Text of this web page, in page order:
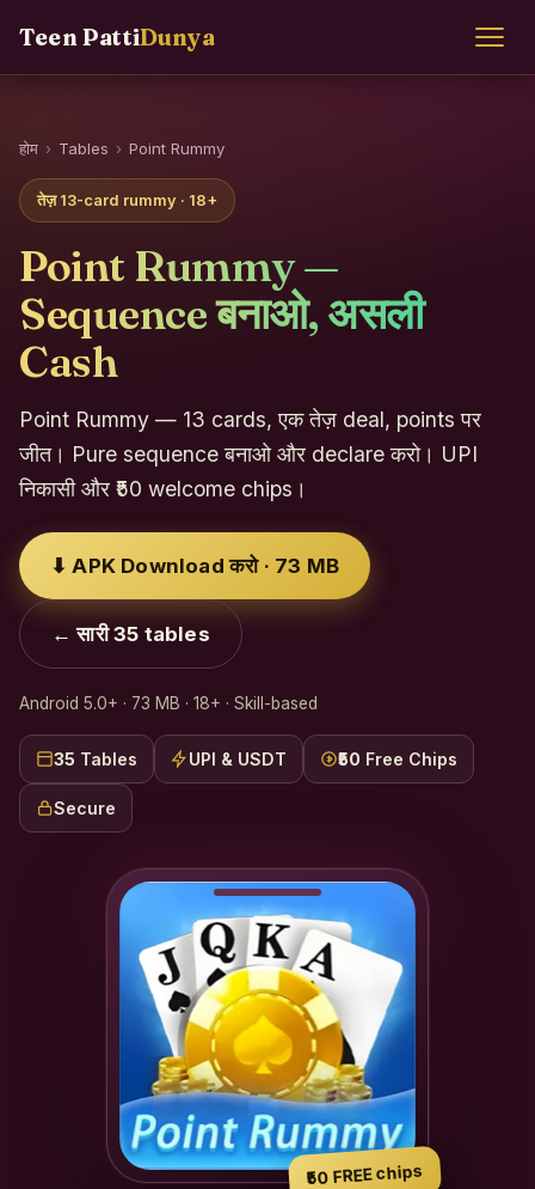
Teen PattiDunya
होम › Tables › Point Rummy
तेज़ 13-card rummy · 18+
Point Rummy —
Sequence बनाओ, असली
Cash
Point Rummy — 13 cards, एक तेज़ deal, points पर
जीत। Pure sequence बनाओ और declare करो। UPI
निकासी और ₹50 welcome chips।
⬇ APK Download करो · 73 MB
← सारी 35 tables
Android 5.0+ · 73 MB · 18+ · Skill-based
35 Tables UPI & USDT ₹50 Free Chips
Secure
₹50 FREE chips